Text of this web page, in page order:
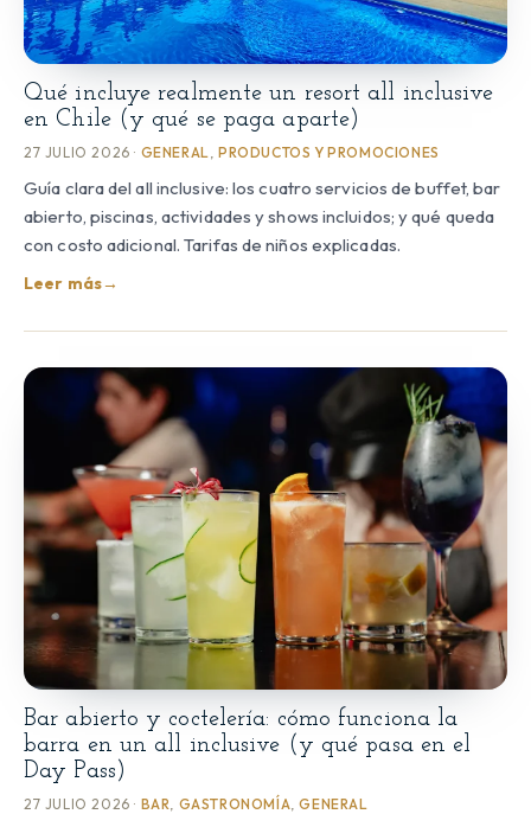
Qué incluye realmente un resort all inclusive
en Chile (y qué se paga aparte)
27 JULIO 2026 · GENERAL,PRODUCTOS Y PROMOCIONES
Guía clara del all inclusive: los cuatro servicios de buffet, bar
abierto, piscinas, actividades y shows incluidos; y qué queda
con costo adicional. Tarifas de niños explicadas.
Leer más→
Bar abierto y coctelería: cómo funciona la
barra en un all inclusive (y qué pasa en el
Day Pass)
27 JULIO 2026 · BAR GASTRONOMÍA ,GENERAL